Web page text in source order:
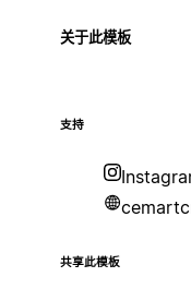
关于此模板
支持
共享此模板